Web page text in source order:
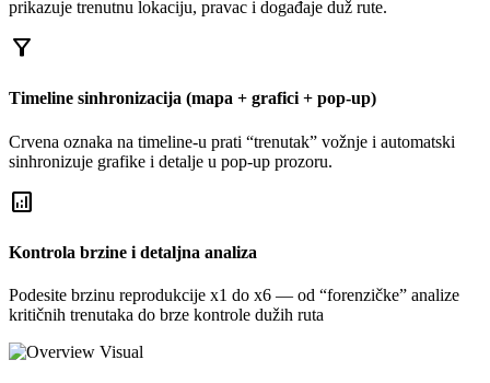
prikazuje trenutnu lokaciju, pravac i događaje duž rute.
filter_alt
Timeline sinhronizacija (mapa + grafici + pop-up)
Crvena oznaka na timeline-u prati “trenutak” vožnje i automatski
sinhronizuje grafike i detalje u pop-up prozoru.
analytics
Kontrola brzine i detaljna analiza
Podesite brzinu reprodukcije x1 do x6 — od “forenzičke” analize
kritičnih trenutaka do brze kontrole dužih ruta